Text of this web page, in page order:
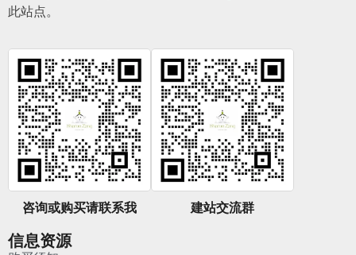
此站点。
咨询或购买请联系我 建站交流群
信息资源